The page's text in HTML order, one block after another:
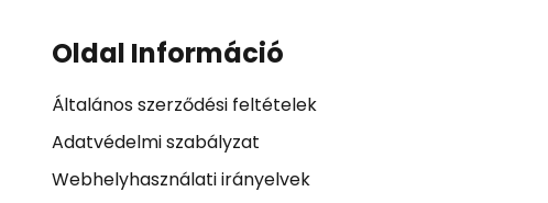
Oldal Információ
Általános szerződési feltételek
Adatvédelmi szabályzat
Webhelyhasználati irányelvek